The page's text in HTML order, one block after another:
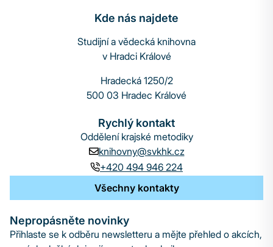
Kde nás najdete
Studijní a vědecká knihovna
v Hradci Králové
Hradecká 1250/2
500 03 Hradec Králové
Rychlý kontakt
Oddělení krajské metodiky
knihovny@svkhk.cz
+420 494 946 224
Všechny kontakty
Nepropásněte novinky
Přihlaste se k odběru newsletteru a mějte přehled o akcích,